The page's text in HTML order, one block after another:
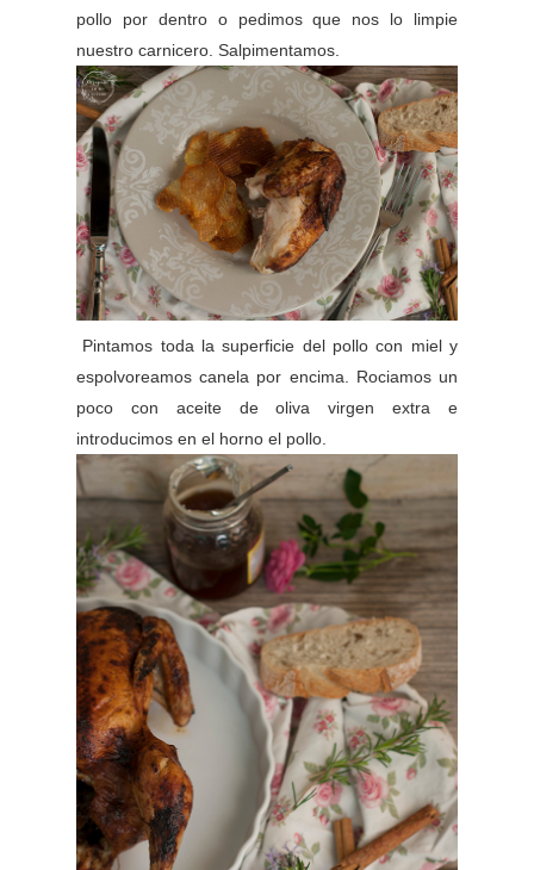
pollo por dentro o pedimos que nos lo limpie
nuestro carnicero. Salpimentamos.
Pintamos toda la superficie del pollo con miel y
espolvoreamos canela por encima. Rociamos un
poco con aceite de oliva virgen extra e
introducimos en el horno el pollo.